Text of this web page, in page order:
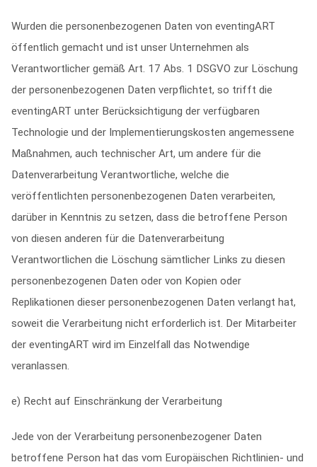
Wurden die personenbezogenen Daten von eventingART
öffentlich gemacht und ist unser Unternehmen als
Verantwortlicher gemäß Art. 17 Abs. 1 DSGVO zur Löschung
der personenbezogenen Daten verpflichtet, so trifft die
eventingART unter Berücksichtigung der verfügbaren
Technologie und der Implementierungskosten angemessene
Maßnahmen, auch technischer Art, um andere für die
Datenverarbeitung Verantwortliche, welche die
veröffentlichten personenbezogenen Daten verarbeiten,
darüber in Kenntnis zu setzen, dass die betroffene Person
von diesen anderen für die Datenverarbeitung
Verantwortlichen die Löschung sämtlicher Links zu diesen
personenbezogenen Daten oder von Kopien oder
Replikationen dieser personenbezogenen Daten verlangt hat,
soweit die Verarbeitung nicht erforderlich ist. Der Mitarbeiter
der eventingART wird im Einzelfall das Notwendige
veranlassen.
e) Recht auf Einschränkung der Verarbeitung
Jede von der Verarbeitung personenbezogener Daten
betroffene Person hat das vom Europäischen Richtlinien- und